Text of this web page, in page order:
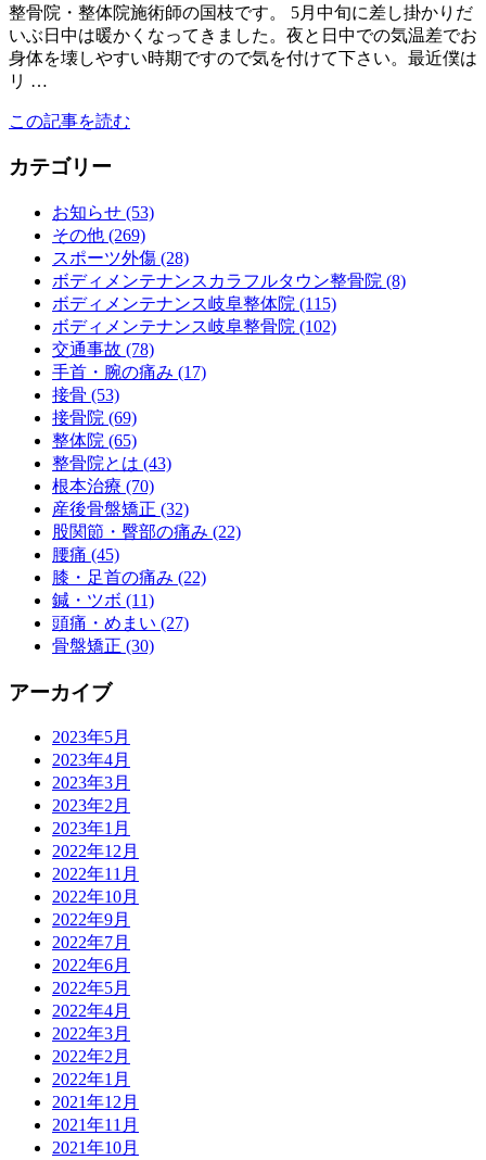
整骨院・整体院施術師の国枝です。 5月中旬に差し掛かりだ
いぶ日中は暖かくなってきました。夜と日中での気温差でお
身体を壊しやすい時期ですので気を付けて下さい。最近僕は
リ …
この記事を読む
カテゴリー
お知らせ (53)
その他 (269)
スポーツ外傷 (28)
ボディメンテナンスカラフルタウン整骨院 (8)
ボディメンテナンス岐阜整体院 (115)
ボディメンテナンス岐阜整骨院 (102)
交通事故 (78)
手首・腕の痛み (17)
接骨 (53)
接骨院 (69)
整体院 (65)
整骨院とは (43)
根本治療 (70)
産後骨盤矯正 (32)
股関節・臀部の痛み (22)
腰痛 (45)
膝・足首の痛み (22)
鍼・ツボ (11)
頭痛・めまい (27)
骨盤矯正 (30)
アーカイブ
2023年5月
2023年4月
2023年3月
2023年2月
2023年1月
2022年12月
2022年11月
2022年10月
2022年9月
2022年7月
2022年6月
2022年5月
2022年4月
2022年3月
2022年2月
2022年1月
2021年12月
2021年11月
2021年10月